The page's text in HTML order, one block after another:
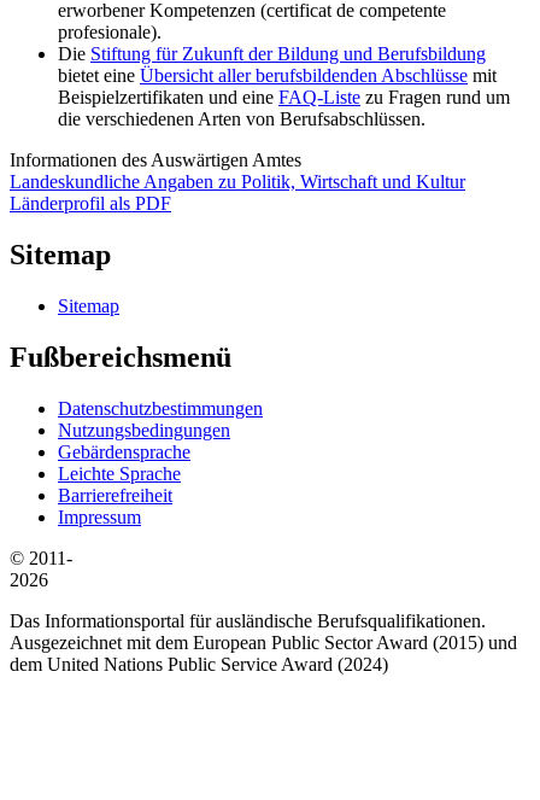
erworbener Kompetenzen (certificat de competente
profesionale).
Die Stiftung für Zukunft der Bildung und Berufsbildung
bietet eine Übersicht aller berufsbildenden Abschlüsse mit
Beispielzertifikaten und eine FAQ-Liste zu Fragen rund um
die verschiedenen Arten von Berufsabschlüssen.
Informationen des Auswärtigen Amtes
Landeskundliche Angaben zu Politik, Wirtschaft und Kultur
Länderprofil als PDF
Sitemap
Sitemap
Fußbereichsmenü
Datenschutzbestimmungen
Nutzungsbedingungen
Gebärdensprache
Leichte Sprache
Barrierefreiheit
Impressum
© 2011-
2026
Das Informationsportal für ausländische Berufsqualifikationen.
Ausgezeichnet mit dem European Public Sector Award (2015) und
dem United Nations Public Service Award (2024)